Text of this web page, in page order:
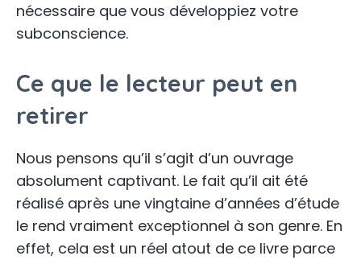
nécessaire que vous développiez votre
subconscience.
Ce que le lecteur peut en
retirer
Nous pensons qu’il s’agit d’un ouvrage
absolument captivant. Le fait qu’il ait été
réalisé après une vingtaine d’années d’étude
le rend vraiment exceptionnel à son genre. En
effet, cela est un réel atout de ce livre parce